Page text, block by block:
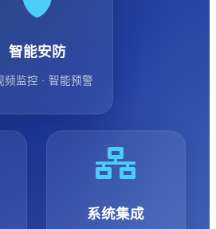
智能安防
频监控 · 智能预警
系统集成